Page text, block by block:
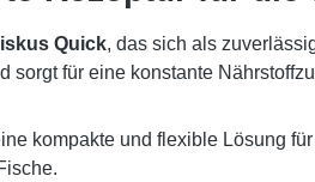
Quick, das sich als
für eine konstante
kompakte und flexible Lösung